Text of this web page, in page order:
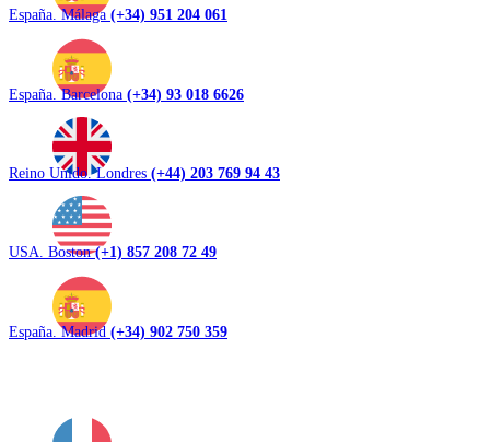
España. Málaga (+34) 951 204 061
España. Barcelona (+34) 93 018 6626
Reino Unido. Londres (+44) 203 769 94 43
USA. Boston(+1) 857 208 72 49
España. Madrid (+34) 902 750 359